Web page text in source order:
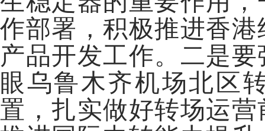
作部署，积极推进香
产品开发工作。二是
眼乌鲁木齐机场北区
置，扎实做好转场运